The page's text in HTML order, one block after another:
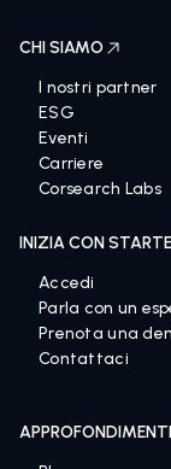
CHI SIAMO
I nostri partner
ESG
Eventi
Carriere
Corsearch Labs
INIZIA CON
Accedi
Parla con un
Prenota una
Contattaci